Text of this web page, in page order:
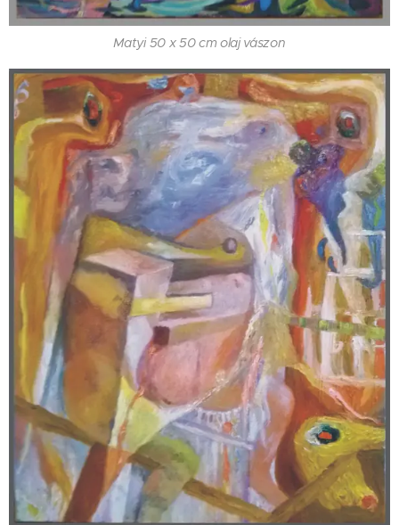
Matyi 50 x 50 cm olaj vászon